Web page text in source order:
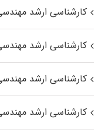
کارشناسی ارشد
کارشناسی ارشد
کارشناسی ارشد
کارشناسی ارشد